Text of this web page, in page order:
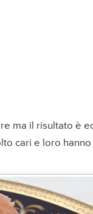
ma il risultato è
cari e loro